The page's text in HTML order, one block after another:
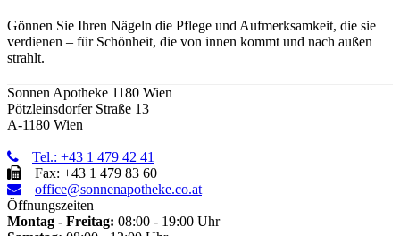
Gönnen Sie Ihren Nägeln die Pflege und Aufmerksamkeit, die sie
verdienen – für Schönheit, die von innen kommt und nach außen
strahlt.
Sonnen Apotheke 1180 Wien
Pötzleinsdorfer Straße 13
A-1180 Wien
Tel.: +43 1 479 42 41
Fax: +43 1 479 83 60
office@sonnenapotheke.co.at
Öffnungszeiten
Montag - Freitag: 08:00 - 19:00 Uhr